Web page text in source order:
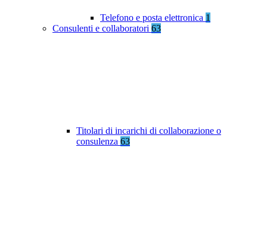
Telefono e posta elettronica 1
Consulenti e collaboratori 63
Titolari di incarichi di collaborazione o
consulenza 63